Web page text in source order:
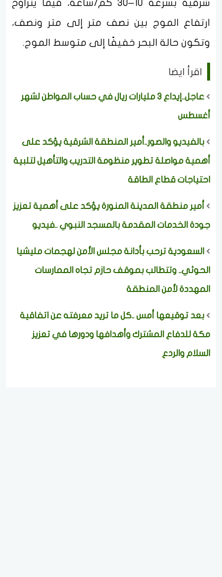
شرقية بسرعة 10–30 كم/ساعة، فيما يتراوح
ارتفاع الموج بين نصف متر إلى متر ونصف،
وتكون حالة البحر خفيفًا إلى متوسط الموج.
اقرأ ايضا
عاجل..إيداع 3 مليارات ريال في حساب المواطن لشهر
أغسطس
بالفيديو والصور..أمير المنطقة الشرقية يؤكد على
أهمية مواصلة تطوير منظومة التدريب والتأهيل لتلبية
احتياجات قطاع الطاقة
أمير منطقة المدينة المنورة يؤكد على أهمية تعزيز
جودة الخدمات المقدمة بالمسجد النبوي ..فيديو
السعودية ترحب بأدانة مجلس الأمن لهجمات مليشيا
الحوثي.. وتتطالب بموقف حازم تجاه الممارسات
المهددة لأمن المنطقة
بعد توقيعها أمس ..كل ما تريد معرفته عن اتفاقية
مكة للدفاع المشترك وأهدافها ودورها في تعزيز
السلام والردع